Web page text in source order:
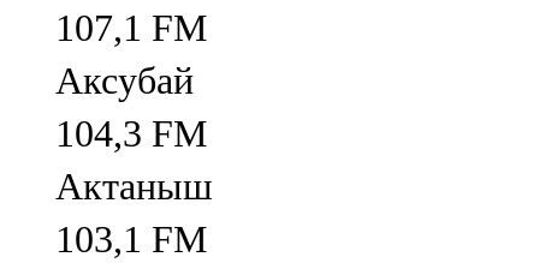
107,1 FM
Аксубай
104,3 FM
Актаныш
103,1 FM